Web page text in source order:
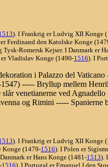
). I Frankrig er Ludvig XII Konge
Ferdinand den Katolske Konge
Tysk-Romersk Kejser. I Danmark er
Vladislav Konge (1490-1516). I
i Palazzo del
----- Bryllup mellem
venetianerne ved
og Rimini ----- Spanierne
). I Frankrig er Ludvig XII Konge
Konge (1479-1516). I Polen er
er Hans Konge (1481-1513).
1516). I Portugal er Emanuel I den